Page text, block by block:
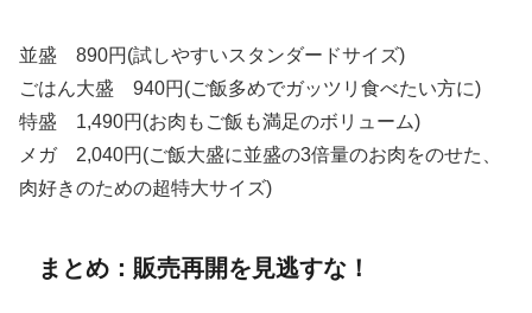
並盛 890円(試しやすいスタンダードサイズ)
ごはん大盛 940円(ご飯多めでガッツリ食べたい方に)
特盛 1,490円(お肉もご飯も満足のボリューム)
メガ 2,040円(ご飯大盛に並盛の3倍量のお肉をのせた、
肉好きのための超特大サイズ)
まとめ：販売再開を見逃すな！